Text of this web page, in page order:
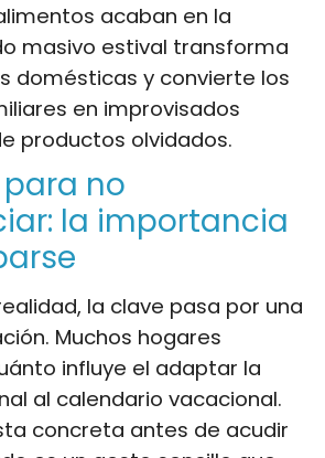
acaban en la
masivo estival transforma
domésticas y convierte los
en improvisados
productos olvidados.
no
la importancia
la clave pasa por una
Muchos hogares
influye el adaptar la
al calendario vacacional.
concreta antes de acudir